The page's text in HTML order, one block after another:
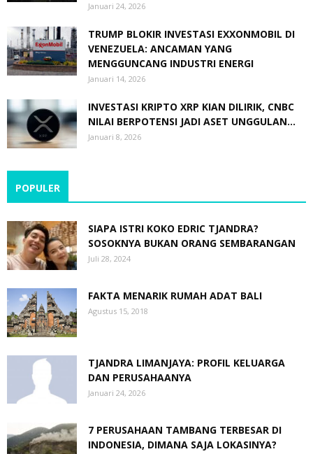
Januari 24, 2026
TRUMP BLOKIR INVESTASI EXXONMOBIL DI
VENEZUELA: ANCAMAN YANG
MENGGUNCANG INDUSTRI ENERGI
Januari 14, 2026
INVESTASI KRIPTO XRP KIAN DILIRIK, CNBC
NILAI BERPOTENSI JADI ASET UNGGULAN...
Januari 8, 2026
POPULER
SIAPA ISTRI KOKO EDRIC TJANDRA?
SOSOKNYA BUKAN ORANG SEMBARANGAN
Juli 28, 2024
FAKTA MENARIK RUMAH ADAT BALI
Agustus 15, 2018
TJANDRA LIMANJAYA: PROFIL KELUARGA
DAN PERUSAHAANYA
Januari 24, 2026
7 PERUSAHAAN TAMBANG TERBESAR DI
INDONESIA, DIMANA SAJA LOKASINYA?